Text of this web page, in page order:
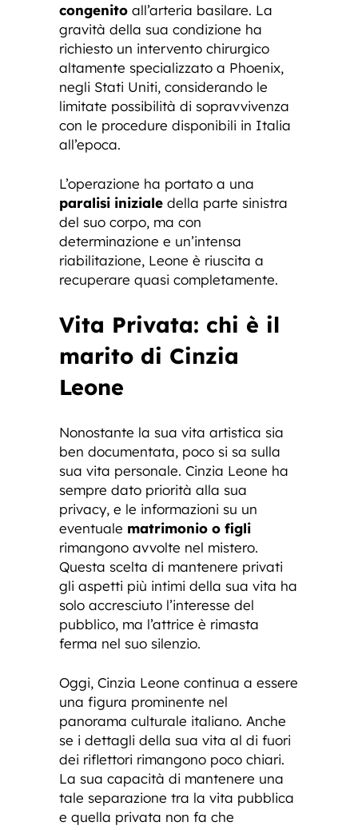
congenito all’arteria basilare. La
gravità della sua condizione ha
richiesto un intervento chirurgico
altamente specializzato a Phoenix,
negli Stati Uniti, considerando le
limitate possibilità di sopravvivenza
con le procedure disponibili in Italia
all’epoca.
L’operazione ha portato a una
paralisi iniziale della parte sinistra
del suo corpo, ma con
determinazione e un’intensa
riabilitazione, Leone è riuscita a
recuperare quasi completamente.
Vita Privata: chi è il
marito di Cinzia
Leone
Nonostante la sua vita artistica sia
ben documentata, poco si sa sulla
sua vita personale. Cinzia Leone ha
sempre dato priorità alla sua
privacy, e le informazioni su un
eventuale matrimonio o figli
rimangono avvolte nel mistero.
Questa scelta di mantenere privati
gli aspetti più intimi della sua vita ha
solo accresciuto l’interesse del
pubblico, ma l’attrice è rimasta
ferma nel suo silenzio.
Oggi, Cinzia Leone continua a essere
una figura prominente nel
panorama culturale italiano. Anche
se i dettagli della sua vita al di fuori
dei riflettori rimangono poco chiari.
La sua capacità di mantenere una
tale separazione tra la vita pubblica
e quella privata non fa che